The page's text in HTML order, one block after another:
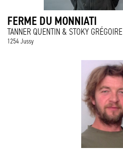
FERME DU MONNIATI
TANNER QUENTIN & STOKY GRÉGOIRE
1254 Jussy